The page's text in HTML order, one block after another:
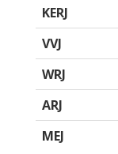
KERJ
VVJ
WRJ
ARJ
MEJ